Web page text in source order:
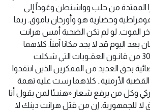
الممتدة من حلب وواشنطن وعَوداً إلى
وحضارية هو وأورخان باموق. ربما
الموت. لو لم تكن الضحية أمس هرانت
بعد اليوم قد لا يجد مكانا آمناً. كلاهما
حوكم بموجب المادة 301 من قانـون العقـوبات التي شكلت
بحق العديد من المفكرين الذين انتقدوا
الأرمنية.. كلاهما رست عليه تهمة
وكل من يرفع شعار «هنيـئا لمن يقول أنا
لا للجمهورية. إن من قتل هرانت دينك لا